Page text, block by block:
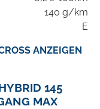
140 g/km
E
ANZEIGEN
145
MAX